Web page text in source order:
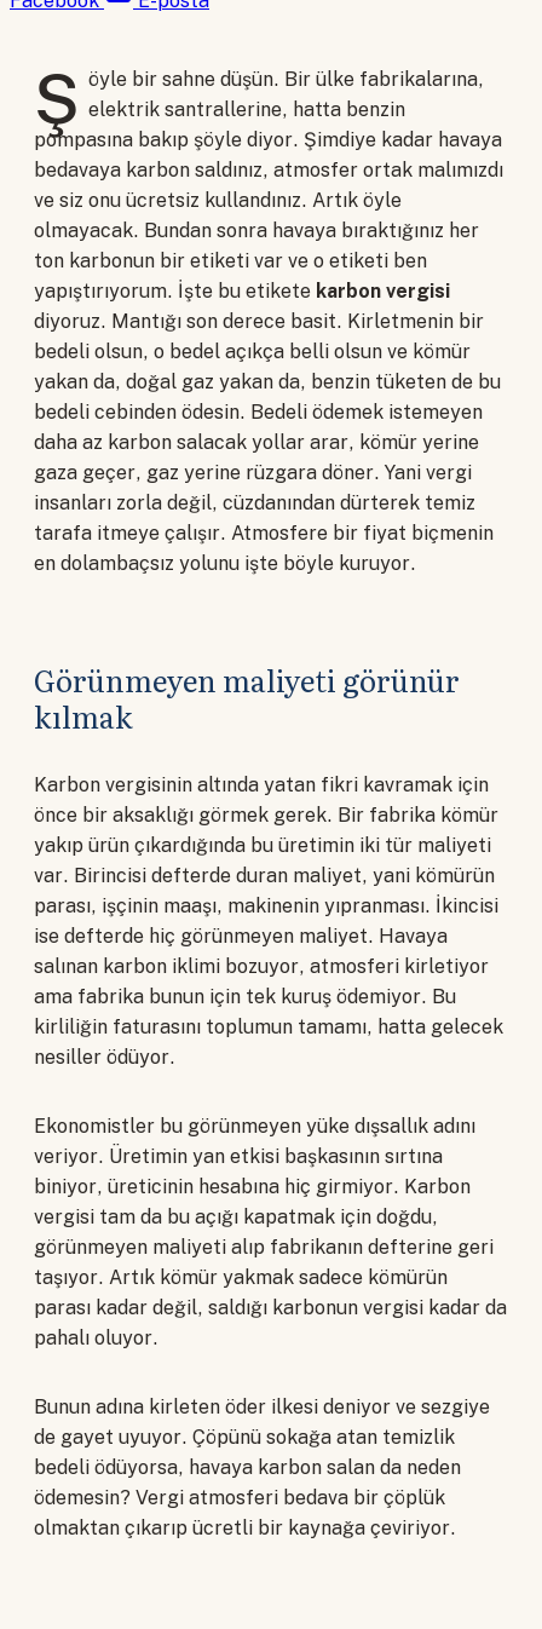
Ş öyle bir sahne düşün. Bir ülke fabrikalarına,
elektrik santrallerine, hatta benzin
pompasına bakıp şöyle diyor. Şimdiye kadar havaya
bedavaya karbon saldınız, atmosfer ortak malımızdı
ve siz onu ücretsiz kullandınız. Artık öyle
olmayacak. Bundan sonra havaya bıraktığınız her
ton karbonun bir etiketi var ve o etiketi ben
yapıştırıyorum. İşte bu etikete karbon vergisi
diyoruz. Mantığı son derece basit. Kirletmenin bir
bedeli olsun, o bedel açıkça belli olsun ve kömür
yakan da, doğal gaz yakan da, benzin tüketen de bu
bedeli cebinden ödesin. Bedeli ödemek istemeyen
daha az karbon salacak yollar arar, kömür yerine
gaza geçer, gaz yerine rüzgara döner. Yani vergi
insanları zorla değil, cüzdanından dürterek temiz
tarafa itmeye çalışır. Atmosfere bir fiyat biçmenin
en dolambaçsız yolunu işte böyle kuruyor.
Görünmeyen maliyeti görünür
kılmak
Karbon vergisinin altında yatan fikri kavramak için
önce bir aksaklığı görmek gerek. Bir fabrika kömür
yakıp ürün çıkardığında bu üretimin iki tür maliyeti
var. Birincisi defterde duran maliyet, yani kömürün
parası, işçinin maaşı, makinenin yıpranması. İkincisi
ise defterde hiç görünmeyen maliyet. Havaya
salınan karbon iklimi bozuyor, atmosferi kirletiyor
ama fabrika bunun için tek kuruş ödemiyor. Bu
kirliliğin faturasını toplumun tamamı, hatta gelecek
nesiller ödüyor.
Ekonomistler bu görünmeyen yüke dışsallık adını
veriyor. Üretimin yan etkisi başkasının sırtına
biniyor, üreticinin hesabına hiç girmiyor. Karbon
vergisi tam da bu açığı kapatmak için doğdu,
görünmeyen maliyeti alıp fabrikanın defterine geri
taşıyor. Artık kömür yakmak sadece kömürün
parası kadar değil, saldığı karbonun vergisi kadar da
pahalı oluyor.
Bunun adına kirleten öder ilkesi deniyor ve sezgiye
de gayet uyuyor. Çöpünü sokağa atan temizlik
bedeli ödüyorsa, havaya karbon salan da neden
ödemesin? Vergi atmosferi bedava bir çöplük
olmaktan çıkarıp ücretli bir kaynağa çeviriyor.